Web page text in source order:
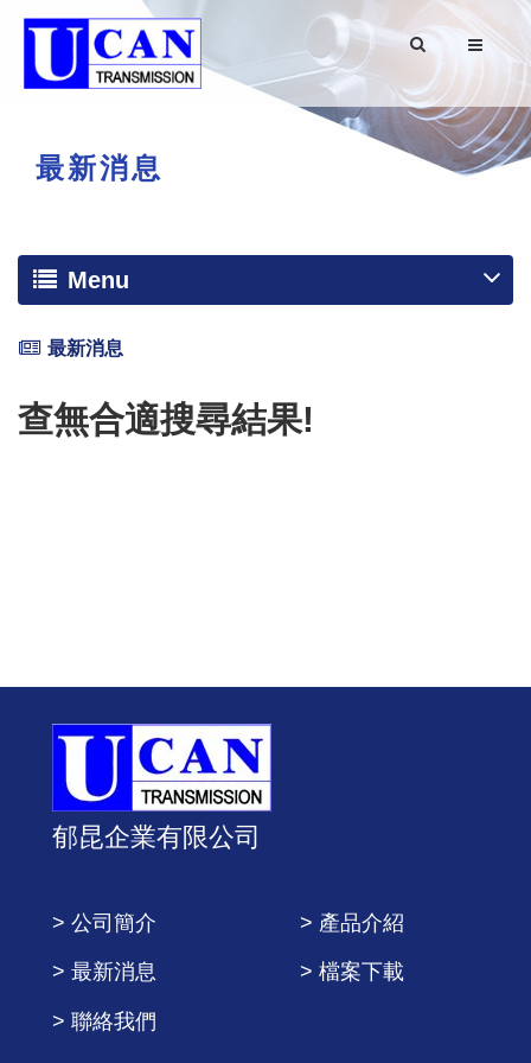
最新消息
Menu
最新消息
查無合適搜尋結果!
郁昆企業有限公司
> 公司簡介 > 產品介紹
> 最新消息 > 檔案下載
> 聯絡我們